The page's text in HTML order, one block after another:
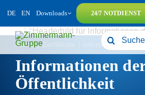
springen
DE EN Downloads 24/7 NOTDIENST
Leistungen
Suche
nach:
Home Zertifikate Informationen der
Informationen
Öffentlichkeit